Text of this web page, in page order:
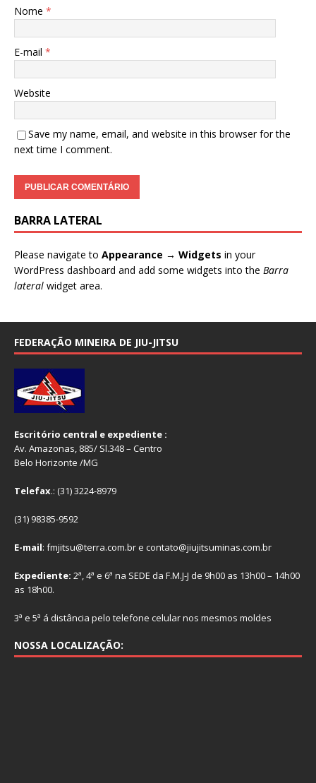
Nome *
E-mail *
Website
Save my name, email, and website in this browser for the
next time I comment.
BARRA LATERAL
Please navigate to Appearance → Widgets in your
WordPress dashboard and add some widgets into the Barra
lateral widget area.
FEDERAÇÃO MINEIRA DE JIU-JITSU
Escritório central e expediente :
Av. Amazonas, 885/ Sl.348 – Centro
Belo Horizonte /MG
Telefax.: (31) 3224-8979
(31) 98385-9592
E-mail: fmjitsu@terra.com.br e contato@jiujitsuminas.com.br
Expediente: 2ª, 4ª e 6ª na SEDE da F.M.J-J de 9h00 as 13h00 – 14h00
as 18h00.
3ª e 5ª á distância pelo telefone celular nos mesmos moldes
NOSSA LOCALIZAÇÃO: